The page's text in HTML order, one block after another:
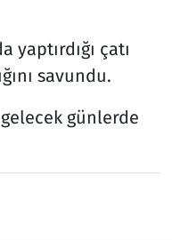
yaptırdığı çatı
savundu.
gelecek günlerde